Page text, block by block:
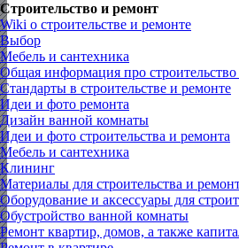
Строительство и ремонт
Wiki о строительстве и ремонте
Выбор
Мебель и сантехника
Общая информация про
Стандарты в строительстве и ремонте
Идеи и фото ремонта
Дизайн ванной комнаты
Идеи и фото строительства и ремонта
Мебель и сантехника
Клининг
Материалы для строительства и
Оборудование и аксессуары для
Обустройство ванной комнаты
Ремонт квартир, домов, а также